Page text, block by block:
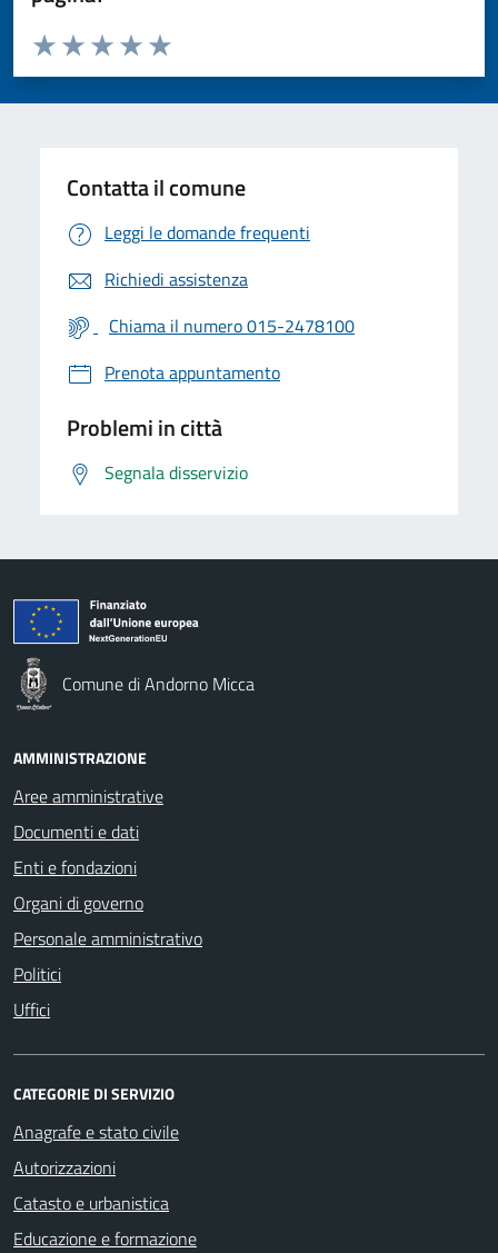
Valuta da 1 a 5 stelle la pagina
Valuta 5 stelle su 5
Valuta 4 stelle su 5
Valuta 3 stelle su 5
Valuta 2 stelle su 5
Valuta 1 stelle su 5
Contatta il comune
Leggi le domande frequenti
Richiedi assistenza
Chiama il numero 015-2478100
Prenota appuntamento
Problemi in città
Segnala disservizio
Comune di Andorno Micca
AMMINISTRAZIONE
Aree amministrative
Documenti e dati
Enti e fondazioni
Organi di governo
Personale amministrativo
Politici
Uffici
CATEGORIE DI SERVIZIO
Anagrafe e stato civile
Autorizzazioni
Catasto e urbanistica
Educazione e formazione